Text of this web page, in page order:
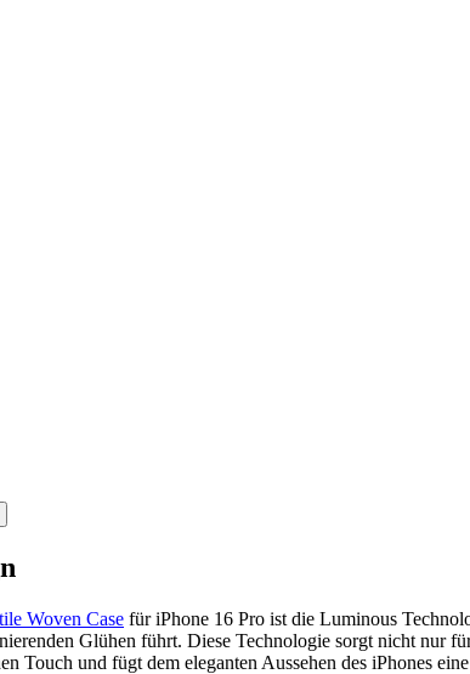
Woven Case für iPhone 16 Pro ist die Luminous
Glühen führt. Diese Technologie sorgt nicht nur
Touch und fügt dem eleganten Aussehen des iPhones